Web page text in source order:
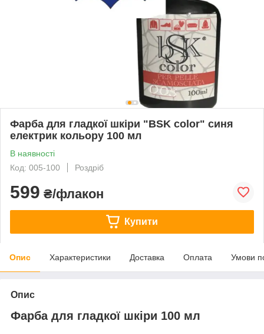
Фарба для гладкої шкіри "BSK color" синя
електрик кольору 100 мл
В наявності
Код: 005-100
Роздріб
599 ₴/флакон
Купити
Опис Характеристики Доставка Оплата Умови
Опис
Фарба для гладкої шкіри 100 мл